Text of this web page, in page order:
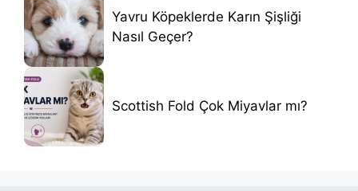
Yavru Köpeklerde Karın Şişliği
Nasıl Geçer?
Scottish Fold Çok Miyavlar mı?